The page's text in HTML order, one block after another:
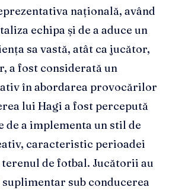
națională, având
echipa și de a aduce un
sa vastă, atât ca jucător,
a fost considerată un
în abordarea provocărilor
lui Hagi a fost percepută
de a implementa un stil de
caracteristic perioadei
de fotbal. Jucătorii au
sub conducerea